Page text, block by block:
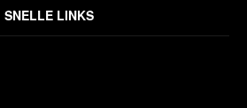
SNELLE LINKS